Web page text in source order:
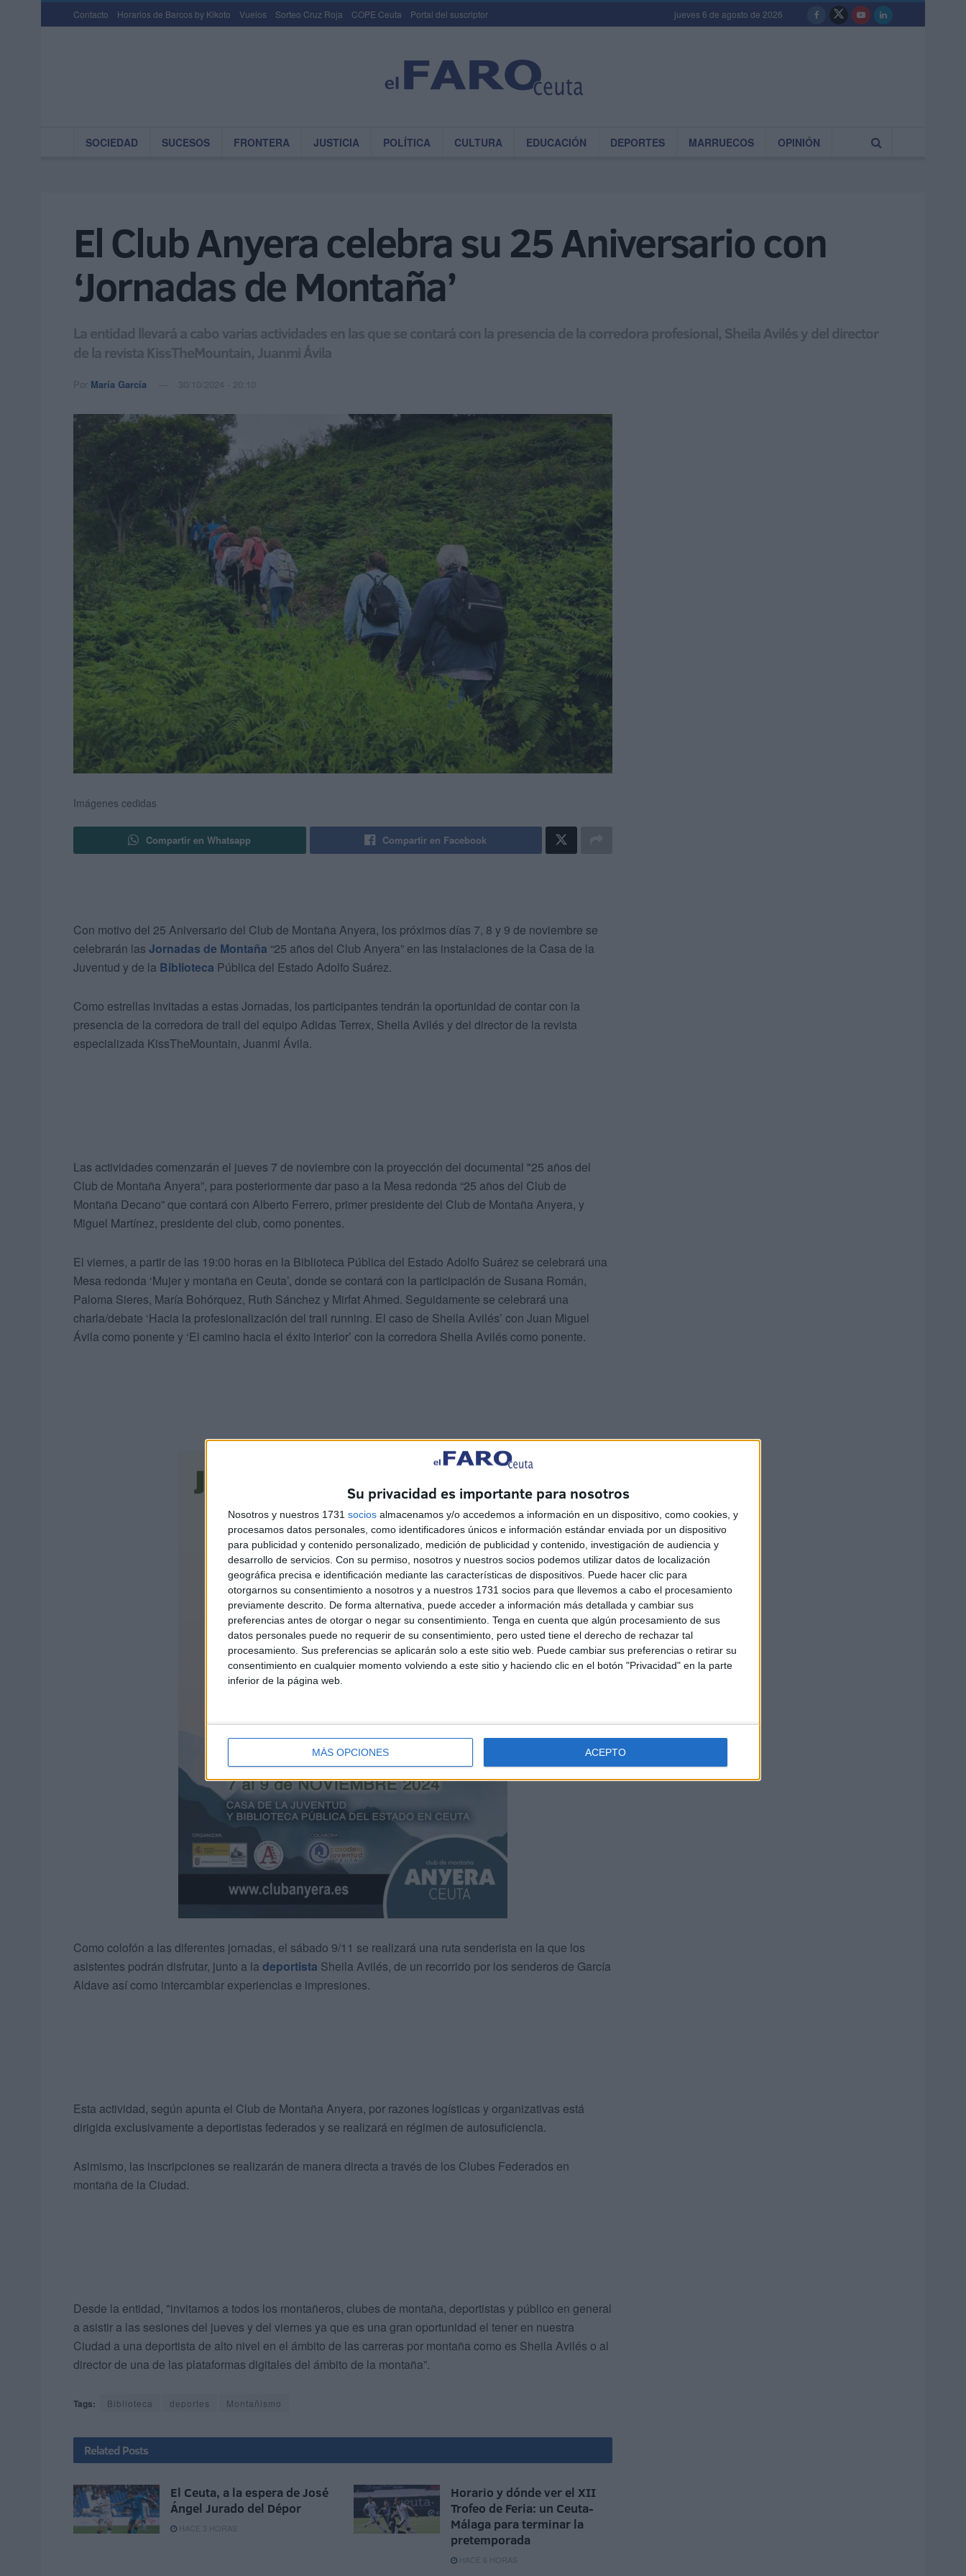
Su privacidad es importante para nosotros
Nosotros y nuestros 1731 socios almacenamos y/o accedemos a información en un dispositivo, como cookies, y
procesamos datos personales, como identificadores únicos e información estándar enviada por un dispositivo
para publicidad y contenido personalizado, medición de publicidad y contenido, investigación de audiencia y
desarrollo de servicios. Con su permiso, nosotros y nuestros socios podemos utilizar datos de localización
geográfica precisa e identificación mediante las características de dispositivos. Puede hacer clic para
otorgarnos su consentimiento a nosotros y a nuestros 1731 socios para que llevemos a cabo el procesamiento
previamente descrito. De forma alternativa, puede acceder a información más detallada y cambiar sus
preferencias antes de otorgar o negar su consentimiento. Tenga en cuenta que algún procesamiento de sus
datos personales puede no requerir de su consentimiento, pero usted tiene el derecho de rechazar tal
procesamiento. Sus preferencias se aplicarán solo a este sitio web. Puede cambiar sus preferencias o retirar su
consentimiento en cualquier momento volviendo a este sitio y haciendo clic en el botón "Privacidad" en la parte
inferior de la página web.
MÁS OPCIONES ACEPTO
Contacto Horarios de Barcos by Kikoto Vuelos Sorteo Cruz Roja COPE Ceuta Portal del suscriptor jueves 6 de agosto de 2026
SOCIEDAD SUCESOS FRONTERA JUSTICIA POLÍTICA CULTURA EDUCACIÓN DEPORTES MARRUECOS OPINIÓN
El Club Anyera celebra su 25 Aniversario con
‘Jornadas de Montaña’
La entidad llevará a cabo varias actividades en las que se contará con la presencia de la corredora profesional, Sheila Avilés y del director
de la revista KissTheMountain, Juanmi Ávila
Por María García 30/10/2024 - 20:10
Imágenes cedidas
Compartir en Whatsapp Compartir en Facebook
Con motivo del 25 Aniversario del Club de Montaña Anyera, los próximos días 7, 8 y 9 de noviembre se
celebrarán las Jornadas de Montaña “25 años del Club Anyera” en las instalaciones de la Casa de la
Juventud y de la Biblioteca Pública del Estado Adolfo Suárez.
Como estrellas invitadas a estas Jornadas, los participantes tendrán la oportunidad de contar con la
presencia de la corredora de trail del equipo Adidas Terrex, Sheila Avilés y del director de la revista
especializada KissTheMountain, Juanmi Ávila.
Las actividades comenzarán el jueves 7 de noviembre con la proyección del documental "25 años del
Club de Montaña Anyera”, para posteriormente dar paso a la Mesa redonda “25 años del Club de
Montaña Decano” que contará con Alberto Ferrero, primer presidente del Club de Montaña Anyera, y
Miguel Martínez, presidente del club, como ponentes.
El viernes, a partir de las 19:00 horas en la Biblioteca Pública del Estado Adolfo Suárez se celebrará una
Mesa redonda ‘Mujer y montaña en Ceuta’, donde se contará con la participación de Susana Román,
Paloma Sieres, María Bohórquez, Ruth Sánchez y Mirfat Ahmed. Seguidamente se celebrará una
charla/debate ‘Hacia la profesionalización del trail running. El caso de Sheila Avilés’ con Juan Miguel
Ávila como ponente y ‘El camino hacia el éxito interior’ con la corredora Sheila Avilés como ponente.
Como colofón a las diferentes jornadas, el sábado 9/11 se realizará una ruta senderista en la que los
asistentes podrán disfrutar, junto a la deportista Sheila Avilés, de un recorrido por los senderos de García
Aldave así como intercambiar experiencias e impresiones.
Esta actividad, según apunta el Club de Montaña Anyera, por razones logísticas y organizativas está
dirigida exclusivamente a deportistas federados y se realizará en régimen de autosuficiencia.
Asimismo, las inscripciones se realizarán de manera directa a través de los Clubes Federados en
montaña de la Ciudad.
Desde la entidad, "invitamos a todos los montañeros, clubes de montaña, deportistas y público en general
a asistir a las sesiones del jueves y del viernes ya que es una gran oportunidad el tener en nuestra
Ciudad a una deportista de alto nivel en el ámbito de las carreras por montaña como es Sheila Avilés o al
director de una de las plataformas digitales del ámbito de la montaña”.
Tags: Biblioteca deportes Montañismo
Related Posts
El Ceuta, a la espera de José
Ángel Jurado del Dépor
HACE 3 HORAS
Horario y dónde ver el XII
Trofeo de Feria: un Ceuta-
Málaga para terminar la
pretemporada
HACE 6 HORAS